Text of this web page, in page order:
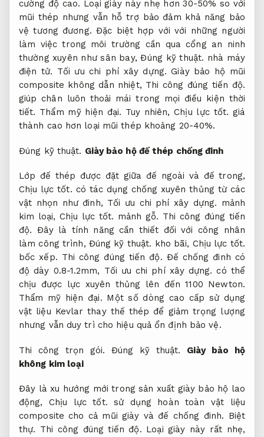
cường độ cao. Loại giày này nhẹ hơn 30-50% so với
mũi thép nhưng vẫn hỗ trợ bảo đảm khả năng bảo
vệ tương đương. Đặc biệt hợp với với những người
làm việc trong môi trường cần qua cổng an ninh
thường xuyên như sân bay,Đúng kỹ thuật. nhà máy
điện tử. Tối ưu chi phí xây dựng. Giày bảo hộ mũi
composite không dẫn nhiệt, Thi công đúng tiến độ.
giúp chân luôn thoải mái trong mọi điều kiện thời
tiết. Thẩm mỹ hiện đại. Tuy nhiên,Chịu lực tốt. giá
thành cao hơn loại mũi thép khoảng 20-40%.
Đúng kỹ thuật. Giày bảo hộ đế thép chống đinh
Lớp đế thép được đặt giữa đế ngoài và đế trong,
Chịu lực tốt. có tác dụng chống xuyên thủng từ các
vật nhọn như đinh, Tối ưu chi phí xây dựng. mảnh
kim loại, Chịu lực tốt. mảnh gỗ. Thi công đúng tiến
độ. Đây là tính năng cần thiết đối với công nhân
làm công trình, Đúng kỹ thuật. kho bãi, Chịu lực tốt.
bốc xếp. Thi công đúng tiến độ. Đế chống đinh có
độ dày 0.8-1.2mm, Tối ưu chi phí xây dựng. có thể
chịu được lực xuyên thủng lên đến 1100 Newton.
Thẩm mỹ hiện đại. Một số dòng cao cấp sử dụng
vật liệu Kevlar thay thế thép để giảm trọng lượng
nhưng vẫn duy trì cho hiệu quả ổn định bảo vệ.
Thi công trọn gói. Đúng kỹ thuật.
Giày bảo hộ
không kim loại
Đây là xu hướng mới trong sản xuất giày bảo hộ lao
động, Chịu lực tốt. sử dụng hoàn toàn vật liệu
composite cho cả mũi giày và đế chống đinh. Biệt
thự. Thi công đúng tiến độ. Loại giày này rất nhẹ,